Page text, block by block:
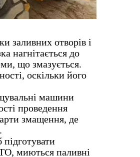
заливних отворів і
нагнітається до
що змазується.
оскільки його
машини
проведення
змащення, де
миються паливні